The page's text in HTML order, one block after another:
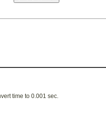
time to 0.001 sec.